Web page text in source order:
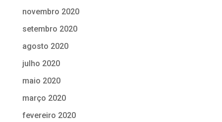
novembro 2020
setembro 2020
agosto 2020
julho 2020
maio 2020
março 2020
fevereiro 2020